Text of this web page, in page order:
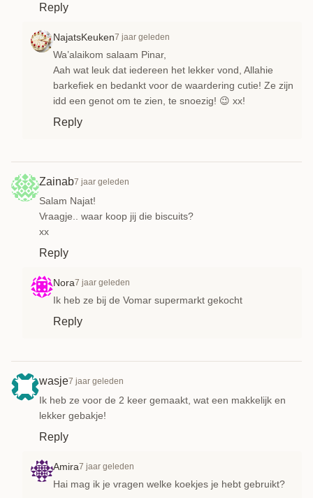
Reply
NajatsKeuken7 jaar geleden
Wa’alaikom salaam Pinar,
Aah wat leuk dat iedereen het lekker vond, Allahie
barkefiek en bedankt voor de waardering cutie! Ze zijn
idd een genot om te zien, te snoezig! 😉 xx!
Reply
Zainab7 jaar geleden
Salam Najat!
Vraagje.. waar koop jij die biscuits?
xx
Reply
Nora7 jaar geleden
Ik heb ze bij de Vomar supermarkt gekocht
Reply
wasje7 jaar geleden
Ik heb ze voor de 2 keer gemaakt, wat een makkelijk en
lekker gebakje!
Reply
Amira7 jaar geleden
Hai mag ik je vragen welke koekjes je hebt gebruikt?